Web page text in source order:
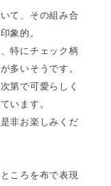
て、その組み合
象的。
特にチェック柄
多いそうです。
第で可愛らしく
います。
非お楽しみくだ
ころを布で表現